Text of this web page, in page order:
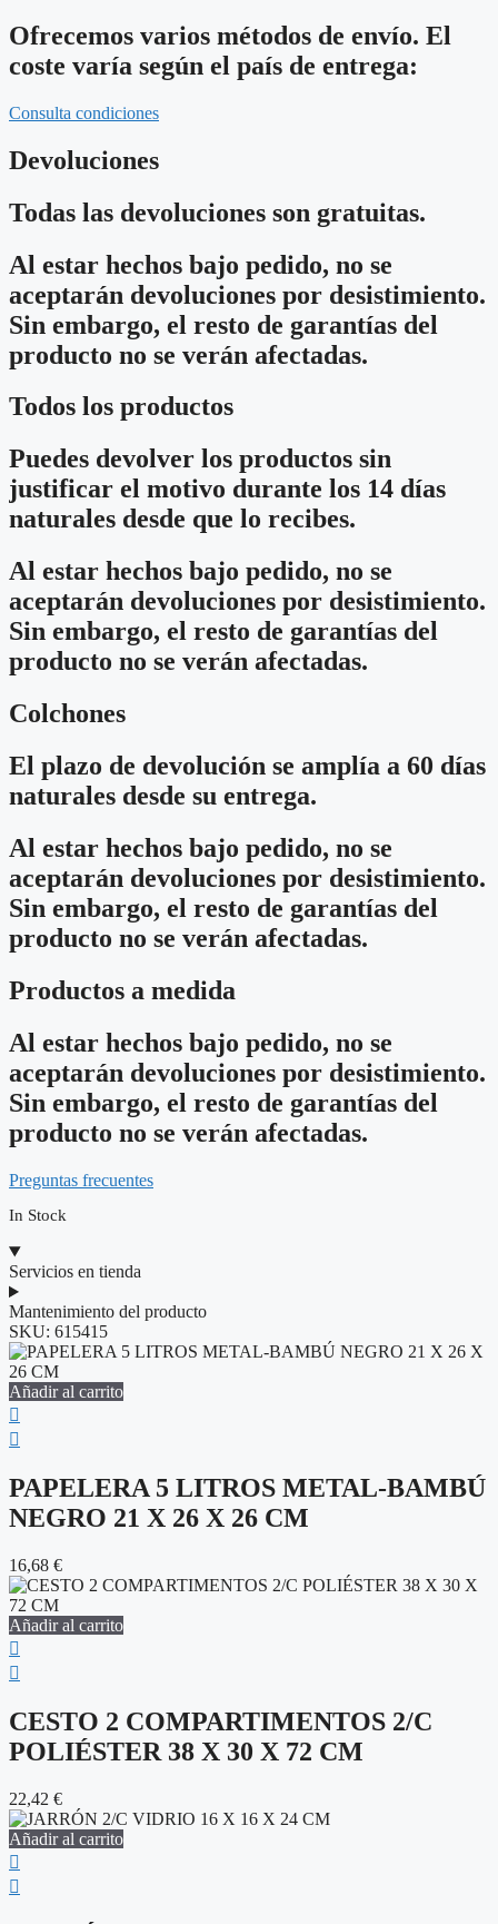
Ofrecemos varios métodos de envío. El
coste varía según el país de entrega:
Consulta condiciones
Devoluciones
Todas las devoluciones son gratuitas.
Al estar hechos bajo pedido, no se
aceptarán devoluciones por desistimiento.
Sin embargo, el resto de garantías del
producto no se verán afectadas.
Todos los productos
Puedes devolver los productos sin
justificar el motivo durante los 14 días
naturales desde que lo recibes.
Al estar hechos bajo pedido, no se
aceptarán devoluciones por desistimiento.
Sin embargo, el resto de garantías del
producto no se verán afectadas.
Colchones
El plazo de devolución se amplía a 60 días
naturales desde su entrega.
Al estar hechos bajo pedido, no se
aceptarán devoluciones por desistimiento.
Sin embargo, el resto de garantías del
producto no se verán afectadas.
Productos a medida
Al estar hechos bajo pedido, no se
aceptarán devoluciones por desistimiento.
Sin embargo, el resto de garantías del
producto no se verán afectadas.
Preguntas frecuentes
In Stock
Servicios en tienda
Mantenimiento del producto
SKU: 615415
Añadir al carrito
PAPELERA 5 LITROS METAL-BAMBÚ
NEGRO 21 X 26 X 26 CM
16,68 €
Añadir al carrito
CESTO 2 COMPARTIMENTOS 2/C
POLIÉSTER 38 X 30 X 72 CM
22,42 €
Añadir al carrito